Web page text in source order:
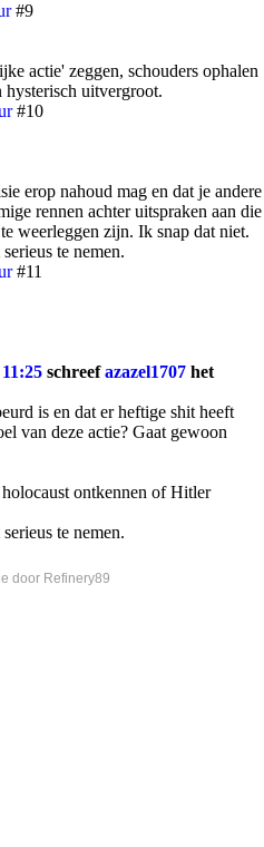
#9
actie' zeggen, schouders ophalen
uitvergroot.
#10
erop nahoud mag en dat je andere
rennen achter uitspraken aan die
weerleggen zijn. Ik snap dat niet.
te nemen.
#11
schreefazazel1707 het
is en dat er heftige shit heeft
van deze actie? Gaat gewoon
ontkennen of Hitler
te nemen.
door Refinery89